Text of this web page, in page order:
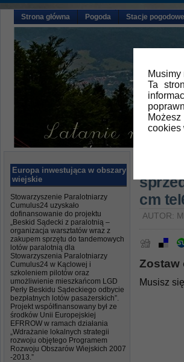
Ta
cookies
Strona główna Pogoda Stacje pogodowe
Europa inwestująca w obszary
wiejskie
Stowarzyszenie Paralotniarzy
Cumulus24 uzyskało
dofinansowanie do projektu
„Beskid Sądecki z paralotnią –
organizacja warsztatów wraz z
zakupem sprzętu do tandemowych
lotów paralotnią dla
Stowarzyszenia Paralotniarzy
Cumulus24 w Kąclowej i
szkoleniem pilotów oraz
umożliwienie mieszkańcom LGD
Perły Beskidu Sądeckiego odbycie
bezpłatnych lotów pasażerskich”.
Projekt współfinansowany był ze
środków Unii Europejskiej
EFRROW w ramach działania
„Wdrażanie lokalnych strategii
rozwoju objętego Programem
Rozwoju Obszarów Wiejskich 2007
-2013.”
cm
AUTOR:
Zostaw
Musisz się